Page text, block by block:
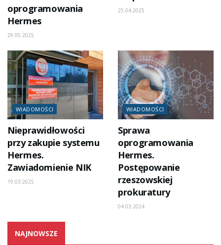
oprogramowania
Hermes
29.05.2025
25.04.2025
WIADOMOŚCI
Nieprawidłowości
przy zakupie systemu
Hermes.
Zawiadomienie NIK
19.03.2025
WIADOMOŚCI
Sprawa
oprogramowania
Hermes.
Postępowanie
rzeszowskiej
prokuratury
04.03.2024
NAJNOWSZE